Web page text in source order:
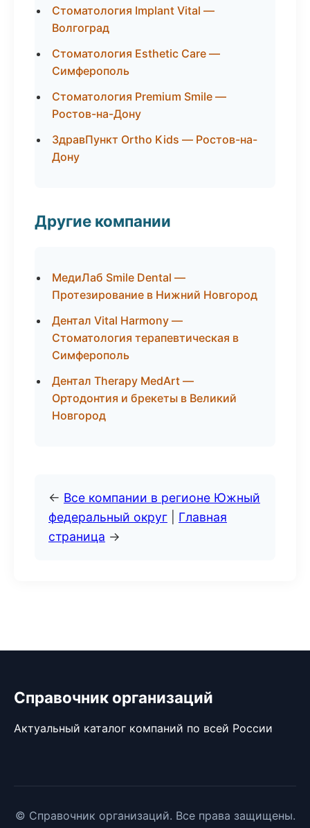
Стоматология Implant Vital —
Волгоград
Стоматология Esthetic Care —
Симферополь
Стоматология Premium Smile —
Ростов-на-Дону
ЗдравПункт Ortho Kids — Ростов-на-
Дону
Другие компании
МедиЛаб Smile Dental —
Протезирование в Нижний Новгород
Дентал Vital Harmony —
Стоматология терапевтическая в
Симферополь
Дентал Therapy MedArt —
Ортодонтия и брекеты в Великий
Новгород
← Все компании в регионе Южный
федеральный округ
Главная
страница →
Справочник организаций
Актуальный каталог компаний по всей России
© Справочник организаций. Все права защищены.